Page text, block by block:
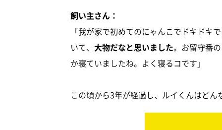
飼い主さん：
「我が家で初めてのにゃんこでドキドキ
いて、 大物だなと思いました。お留守番
か寝ていましたね。よく寝るコです」
この頃から3年が経過し、ルイくんはど